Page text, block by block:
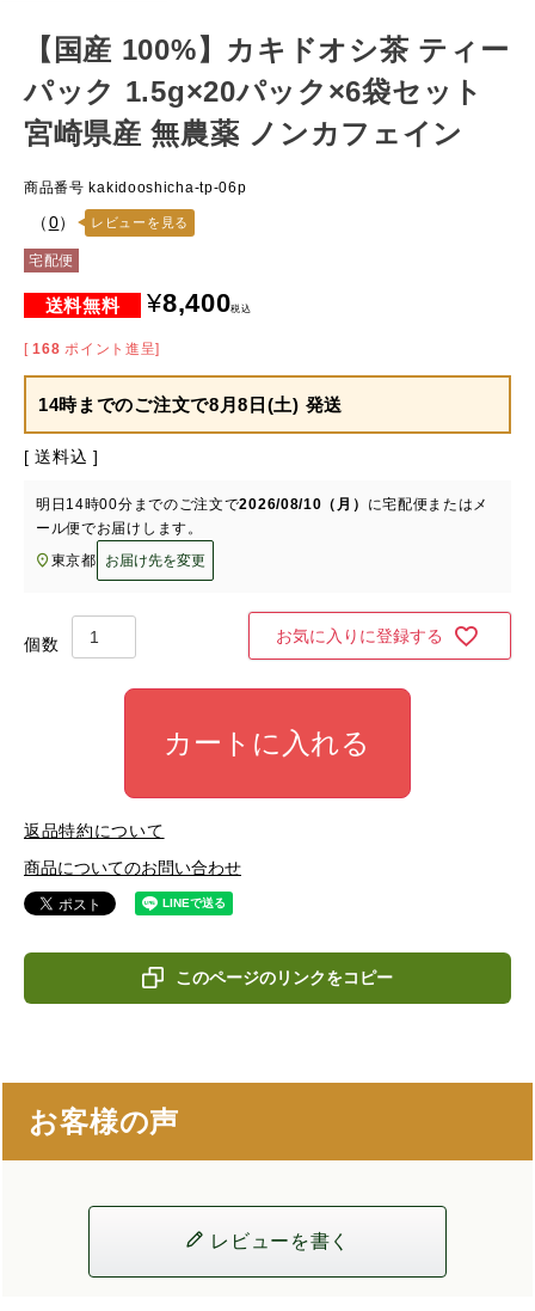
【国産 100%】カキドオシ茶 ティー
パック 1.5g×20パック×6袋セット
宮崎県産 無農薬 ノンカフェイン
商品番号 kakidooshicha-tp-06p
（0） レビューを見る
宅配便
¥8,400税込
[ 168 ポイント進呈]
14時までのご注文で8月8日(土) 発送
送料込
明日 14時00分 までのご注文で2026/08/10（月） に宅配便またはメ
ール便でお届けします。
東京都
お届け先を変更
お気に入りに登録する
カートに入れる
返品特約について
商品についてのお問い合わせ
このページのリンクをコピー
お客様の声
レビューを書く